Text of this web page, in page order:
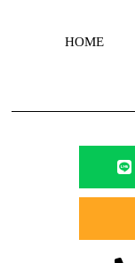
HOME